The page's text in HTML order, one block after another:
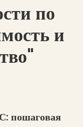
по
и
пошаговая